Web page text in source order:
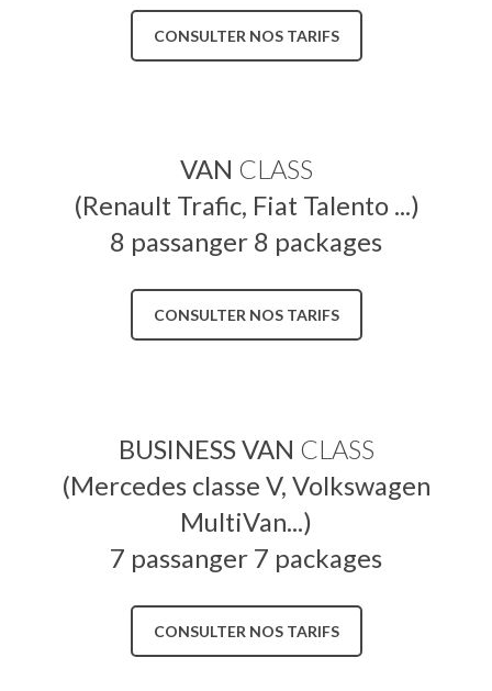
CONSULTER NOS TARIFS
VAN CLASS
(Renault Trafic, Fiat Talento ...)
8 passanger 8 packages
CONSULTER NOS TARIFS
BUSINESS VAN CLASS
(Mercedes classe V, Volkswagen
MultiVan...)
7 passanger 7 packages
CONSULTER NOS TARIFS